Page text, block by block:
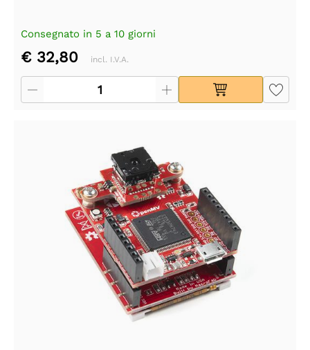
Consegnato in 5 a 10 giorni
€ 32,80 incl. I.V.A.